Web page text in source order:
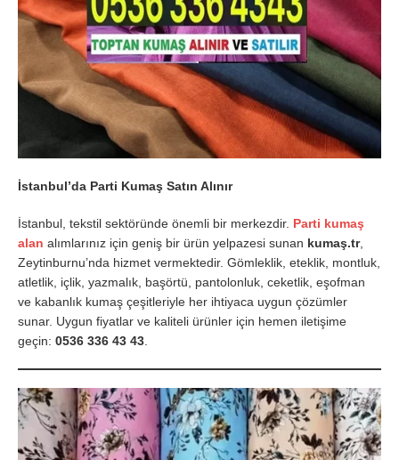
İstanbul’da Parti Kumaş Satın Alınır
İstanbul, tekstil sektöründe önemli bir merkezdir. Parti kumaş
alan alımlarınız için geniş bir ürün yelpazesi sunan kumaş.tr,
Zeytinburnu’nda hizmet vermektedir. Gömleklik, eteklik, montluk,
atletlik, içlik, yazmalık, başörtü, pantolonluk, ceketlik, eşofman
ve kabanlık kumaş çeşitleriyle her ihtiyaca uygun çözümler
sunar. Uygun fiyatlar ve kaliteli ürünler için hemen iletişime
geçin: 0536 336 43 43